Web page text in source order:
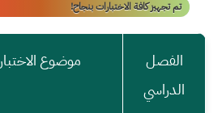
تم تجهيز كافة الاختبارات بنجاح!
الفصل
الدراسي
موضوع الاختبار